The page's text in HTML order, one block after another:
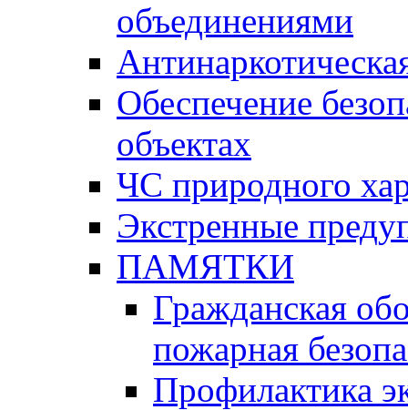
объединениями
Обеспечение
объектах
ЧС природного
Экстренные
ПАМЯТКИ
Гражданская
пожарная
Профилактика